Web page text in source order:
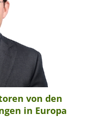
von den
in Europa